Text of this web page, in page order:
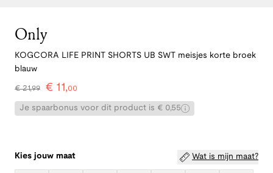
Only
KOGCORA LIFE PRINT SHORTS UB SWT meisjes korte broek
blauw
€21,99 € 11,00
Je spaarbonus voor dit product is € 0,55
Kies jouw maat Wat is mijn maat?